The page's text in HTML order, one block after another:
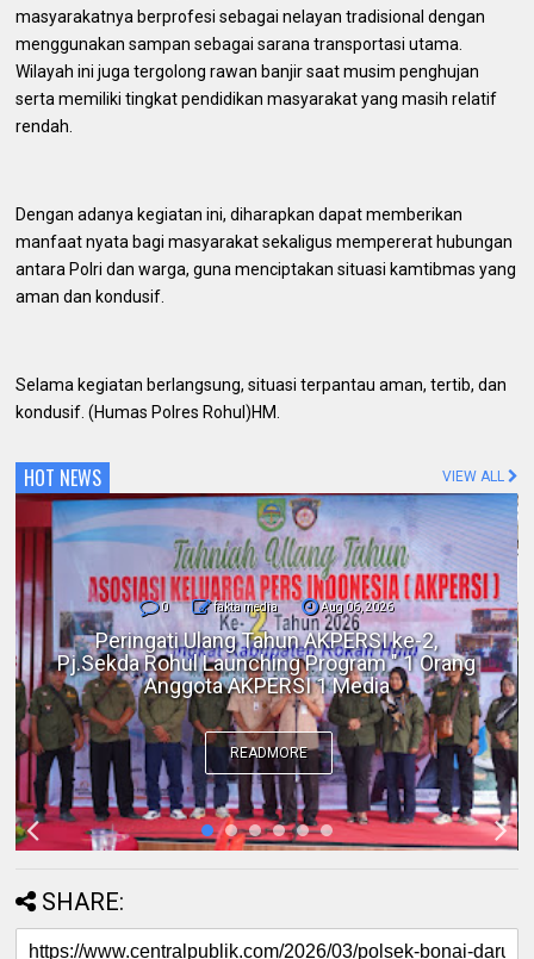
masyarakatnya berprofesi sebagai nelayan tradisional dengan
menggunakan sampan sebagai sarana transportasi utama.
Wilayah ini juga tergolong rawan banjir saat musim penghujan
serta memiliki tingkat pendidikan masyarakat yang masih relatif
rendah.
Dengan adanya kegiatan ini, diharapkan dapat memberikan
manfaat nyata bagi masyarakat sekaligus mempererat hubungan
antara Polri dan warga, guna menciptakan situasi kamtibmas yang
aman dan kondusif.
Selama kegiatan berlangsung, situasi terpantau aman, tertib, dan
kondusif. (Humas Polres Rohul)HM.
HOT NEWS VIEW ALL
0 fakta media Aug 06, 2026
Polres Inhil bersama Pemkab Inhil dan
BKSDA Riau Perkuat Sinergi Tangani
Gangguan Kera Liar di Tembilahan
READMORE
SHARE: